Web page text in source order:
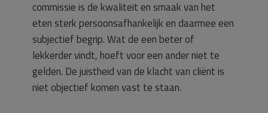
commissie is de kwaliteit en smaak van het
eten sterk persoonsafhankelijk en daarmee een
subjectief begrip. Wat de een beter of
lekkerder vindt, hoeft voor een ander niet te
gelden. De juistheid van de klacht van cliënt is
niet objectief komen vast te staan.